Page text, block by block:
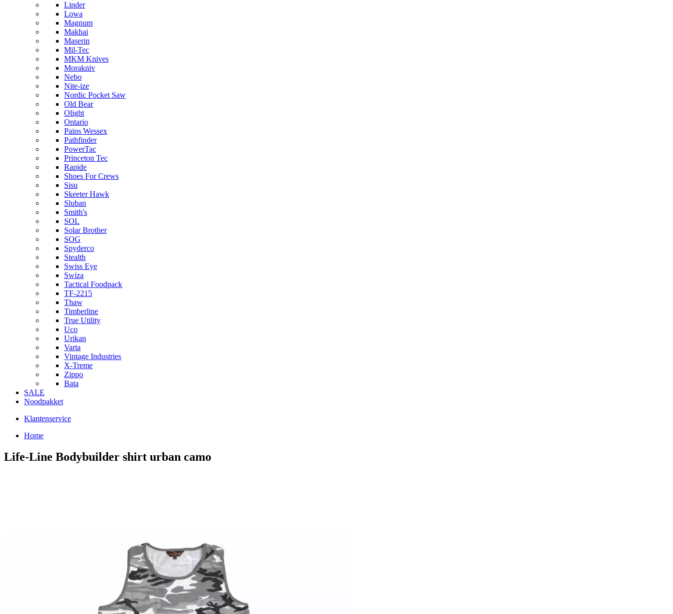
Linder
Lowa
Magnum
Makhai
Maserin
Mil-Tec
MKM Knives
Morakniv
Nebo
Nite-ize
Nordic Pocket Saw
Old Bear
Olight
Ontario
Pains Wessex
Pathfinder
PowerTac
Princeton Tec
Rapide
Shoes For Crews
Sisu
Skeeter Hawk
Sluban
Smith's
SOL
Solar Brother
SOG
Spyderco
Stealth
Swiss Eye
Swiza
Tactical Foodpack
TF-2215
Thaw
Timberline
True Utility
Uco
Urikan
Varta
Vintage Industries
X-Treme
Zippo
Bata
SALE
Noodpakket
Klantenservice
Home
Life-Line Bodybuilder shirt urban camo